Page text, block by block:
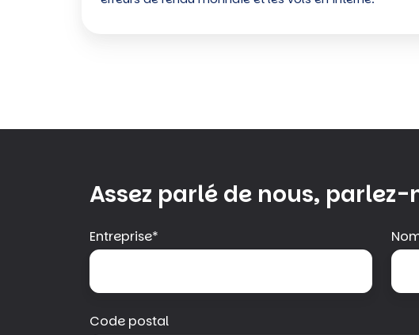
Assez parlé de nous, parlez-
Entreprise*
Code postal